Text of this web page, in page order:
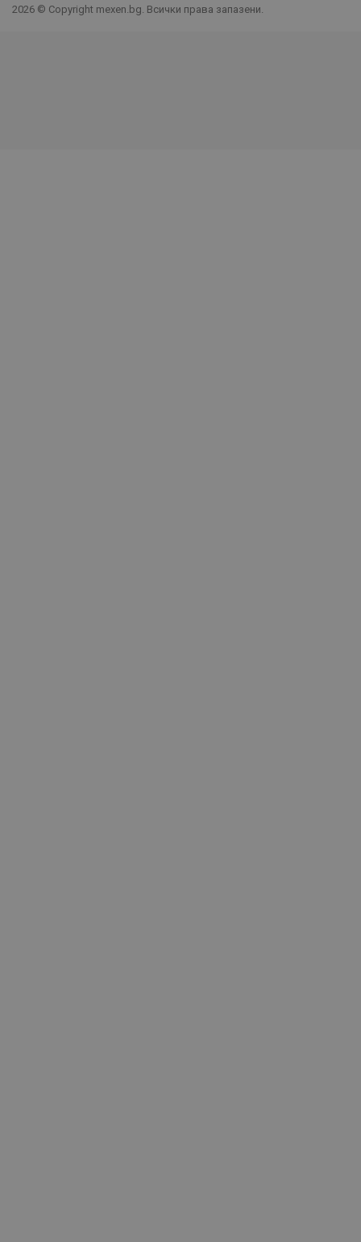
2026 © Copyright mexen.bg. Всички права запазени.